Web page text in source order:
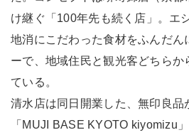
け継ぐ「100年先も続く店」。エ
地消にこだわった食材をふんだん
ーで、地域住民と観光客どちらか
ている。
清水店は同日開業した、無印良品
「MUJI BASE KYOTO kiyomizu